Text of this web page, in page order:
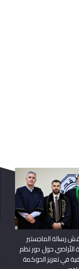
رسالة الماجستير
الأراضي حول دور نظم
في تعزيز الحوكمة